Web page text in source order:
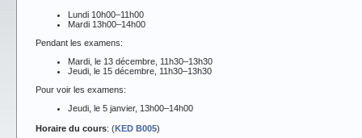
Lundi 10h00–11h00
Mardi 13h00–14h00
Pendant les examens:
Mardi, le 13 décembre, 11h30–13h30
Jeudi, le 15 décembre, 11h30–13h30
Pour voir les examens:
Jeudi, le 5 janvier, 13h00–14h00
Horaire du cours: (KED B005)